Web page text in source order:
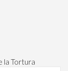
la Tortura